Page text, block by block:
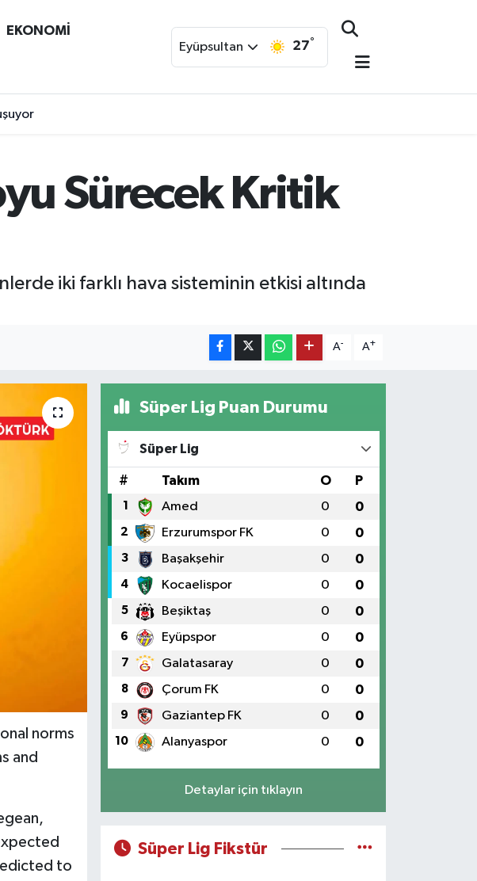
EKONOMİ
Eyüpsultan 27°
Sürecek Kritik
iki farklı hava sisteminin etkisi altında
A- A+
norms
and
to
Süper Lig Puan Durumu
Süper Lig
# Takım O P
1 Amed 0 0
2 Erzurumspor FK 0 0
3 Başakşehir 0 0
4 Kocaelispor 0 0
5 Beşiktaş 0 0
6 Eyüpspor 0 0
7 Galatasaray 0 0
8 Çorum FK 0 0
9 Gaziantep FK 0 0
10 Alanyaspor 0 0
Detaylar için tıklayın
Süper Lig Fikstür